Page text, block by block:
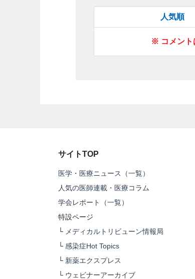
人気順
※ コメント
サイトTOP
医学・医療ニュース（一覧）
人気の医師連載・医療コラム
学会レポート（一覧）
特設ページ
└ メディカルトリビューン情報局
└ 感染症Hot Topics
└ 新薬エクスプレス
└ ウェビナーアーカイブ